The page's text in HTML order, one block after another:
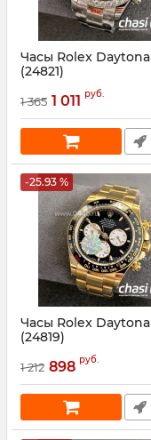
Часы Rolex Daytona
(24821)
1 365 1 011 руб.
-25.93 %
Часы Rolex Daytona
(24819)
24819
1 212 898 руб.